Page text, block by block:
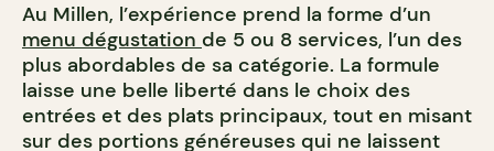
Au Millen, l’expérience prend la forme d’un
menu dégustation de 5 ou 8 services, l’un des
plus abordables de sa catégorie. La formule
laisse une belle liberté dans le choix des
entrées et des plats principaux, tout en misant
sur des portions généreuses qui ne laissent